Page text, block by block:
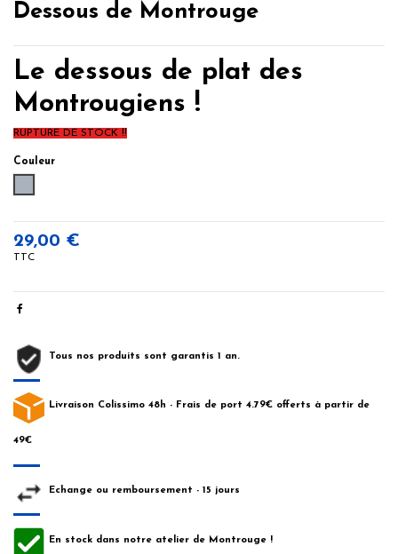
Dessous de Montrouge
Le dessous de plat des
Montrougiens !
RUPTURE DE STOCK !!
Couleur
29,00 €
TTC
Tous nos produits sont garantis 1 an.
Livraison Colissimo 48h - Frais de port 4.79€ offerts à partir de
49€
Echange ou remboursement - 15 jours
En stock dans notre atelier de Montrouge !